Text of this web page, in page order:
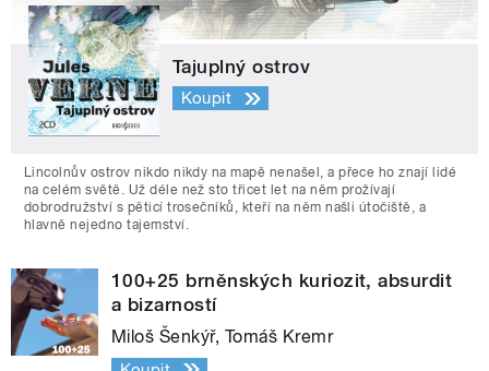
Tajuplný ostrov
Koupit
Lincolnův ostrov nikdo nikdy na mapě nenašel, a přece ho znají lidé
na celém světě. Už déle než sto třicet let na něm prožívají
dobrodružství s pěticí trosečníků, kteří na něm našli útočiště, a
hlavně nejedno tajemství.
100+25 brněnských kuriozit, absurdit
a bizarností
Miloš Šenkýř, Tomáš Kremr